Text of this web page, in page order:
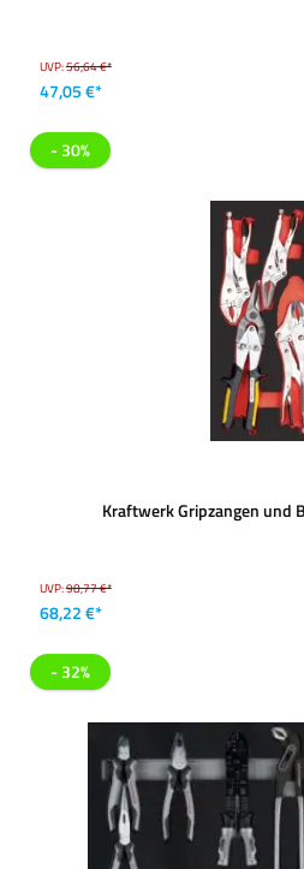
UVP:56,64 €*
47,05 €*
- 30%
Kraftwerk Gripzangen und
UVP:98,77 €*
68,22 €*
- 32%